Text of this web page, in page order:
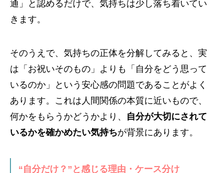
通」と認めるだけで、気持ちは少し落ち着いてい
きます。
そのうえで、気持ちの正体を分解してみると、実
は「お祝いそのもの」よりも「自分をどう思って
いるのか」という安心感の問題であることがよく
あります。これは人間関係の本質に近いもので、
何かをもらうかどうかより、 自分が大切にされて
いるかを確かめたい気持ちが背景にあります。
“自分だけ？”と感じる理由・ケース分け